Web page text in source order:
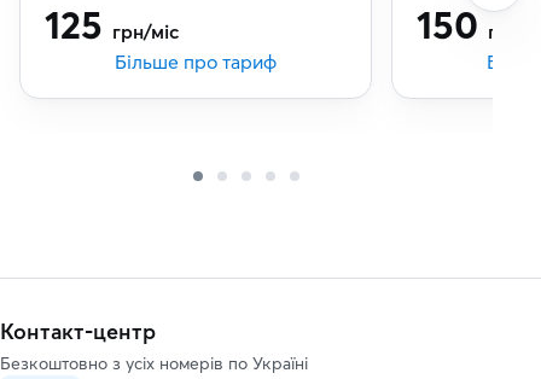
125 грн/міс
Більше про тариф
150 грн/
Контакт-центр
Безкоштовно з усіх номерів по Україні